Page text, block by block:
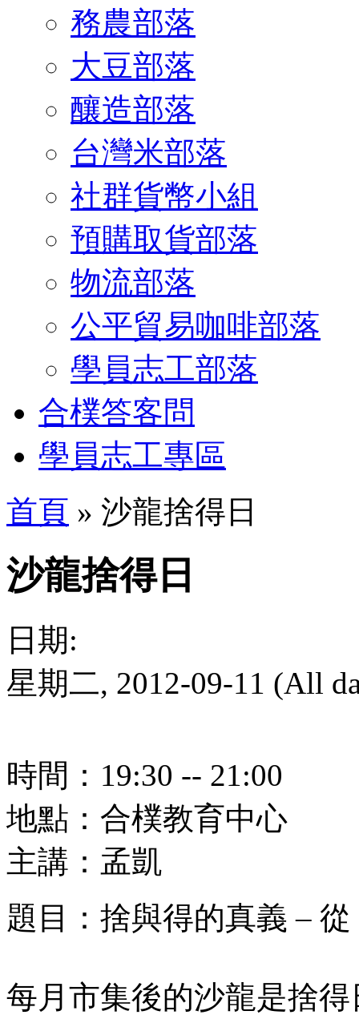
務農部落
大豆部落
釀造部落
台灣米部落
社群貨幣小組
預購取貨部落
物流部落
公平貿易咖啡部落
學員志工部落
合樸答客問
學員志工專區
首頁 » 沙龍捨得日
沙龍捨得日
日期:
星期二, 2012-09-11 (All
時間：19:30 -- 21:00
地點：合樸教育中心
主講：孟凱
題目：捨與得的真義 –
每月市集後的沙龍是捨